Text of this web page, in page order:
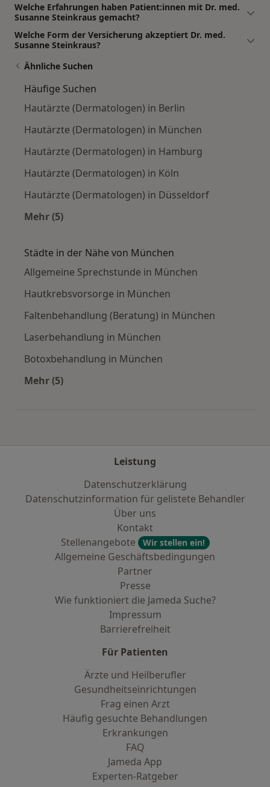
Welche Erfahrungen haben Patient:innen mit Dr. med.
Susanne Steinkraus gemacht?
Welche Form der Versicherung akzeptiert Dr. med.
Susanne Steinkraus?
Ähnliche Suchen
Häufige Suchen
Hautärzte (Dermatologen) in Berlin
Hautärzte (Dermatologen) in München
Hautärzte (Dermatologen) in Hamburg
Hautärzte (Dermatologen) in Köln
Hautärzte (Dermatologen) in Düsseldorf
Mehr (5)
Städte in der Nähe von München
Allgemeine Sprechstunde in München
Hautkrebsvorsorge in München
Faltenbehandlung (Beratung) in München
Laserbehandlung in München
Botoxbehandlung in München
Mehr (5)
Leistung
Datenschutzerklärung
Datenschutzinformation für gelistete Behandler
Über uns
Kontakt
Stellenangebote
Wir stellen ein!
Allgemeine Geschäftsbedingungen
Partner
Presse
Wie funktioniert die Jameda Suche?
Impressum
Barrierefreiheit
Für Patienten
Ärzte und Heilberufler
Gesundheitseinrichtungen
Frag einen Arzt
Häufig gesuchte Behandlungen
Erkrankungen
FAQ
Jameda App
Experten-Ratgeber